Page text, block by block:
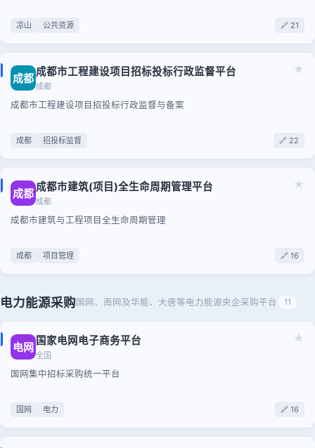
凉山 公共资源 🔗 21
★
成都 成都市工程建设项目招标投标行政监督平台
成都
成都市工程建设项目招投标行政监督与备案
成都 招投标监督 🔗 22
★
成都 成都市建筑(项目)全生命周期管理平台
成都
成都市建筑与工程项目全生命周期管理
成都 项目管理 🔗 16
电力能源采购 国网、南网及华能、大唐等电力能源央企采购平台 11
★
电网 国家电网电子商务平台
全国
国网集中招标采购统一平台
国网 电力 🔗 16